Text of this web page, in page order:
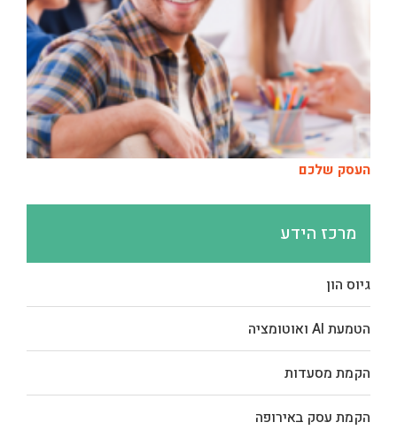
העסק שלכם
מרכז הידע
גיוס הון
הטמעת AI ואוטומציה
הקמת מסעדות
הקמת עסק באירופה